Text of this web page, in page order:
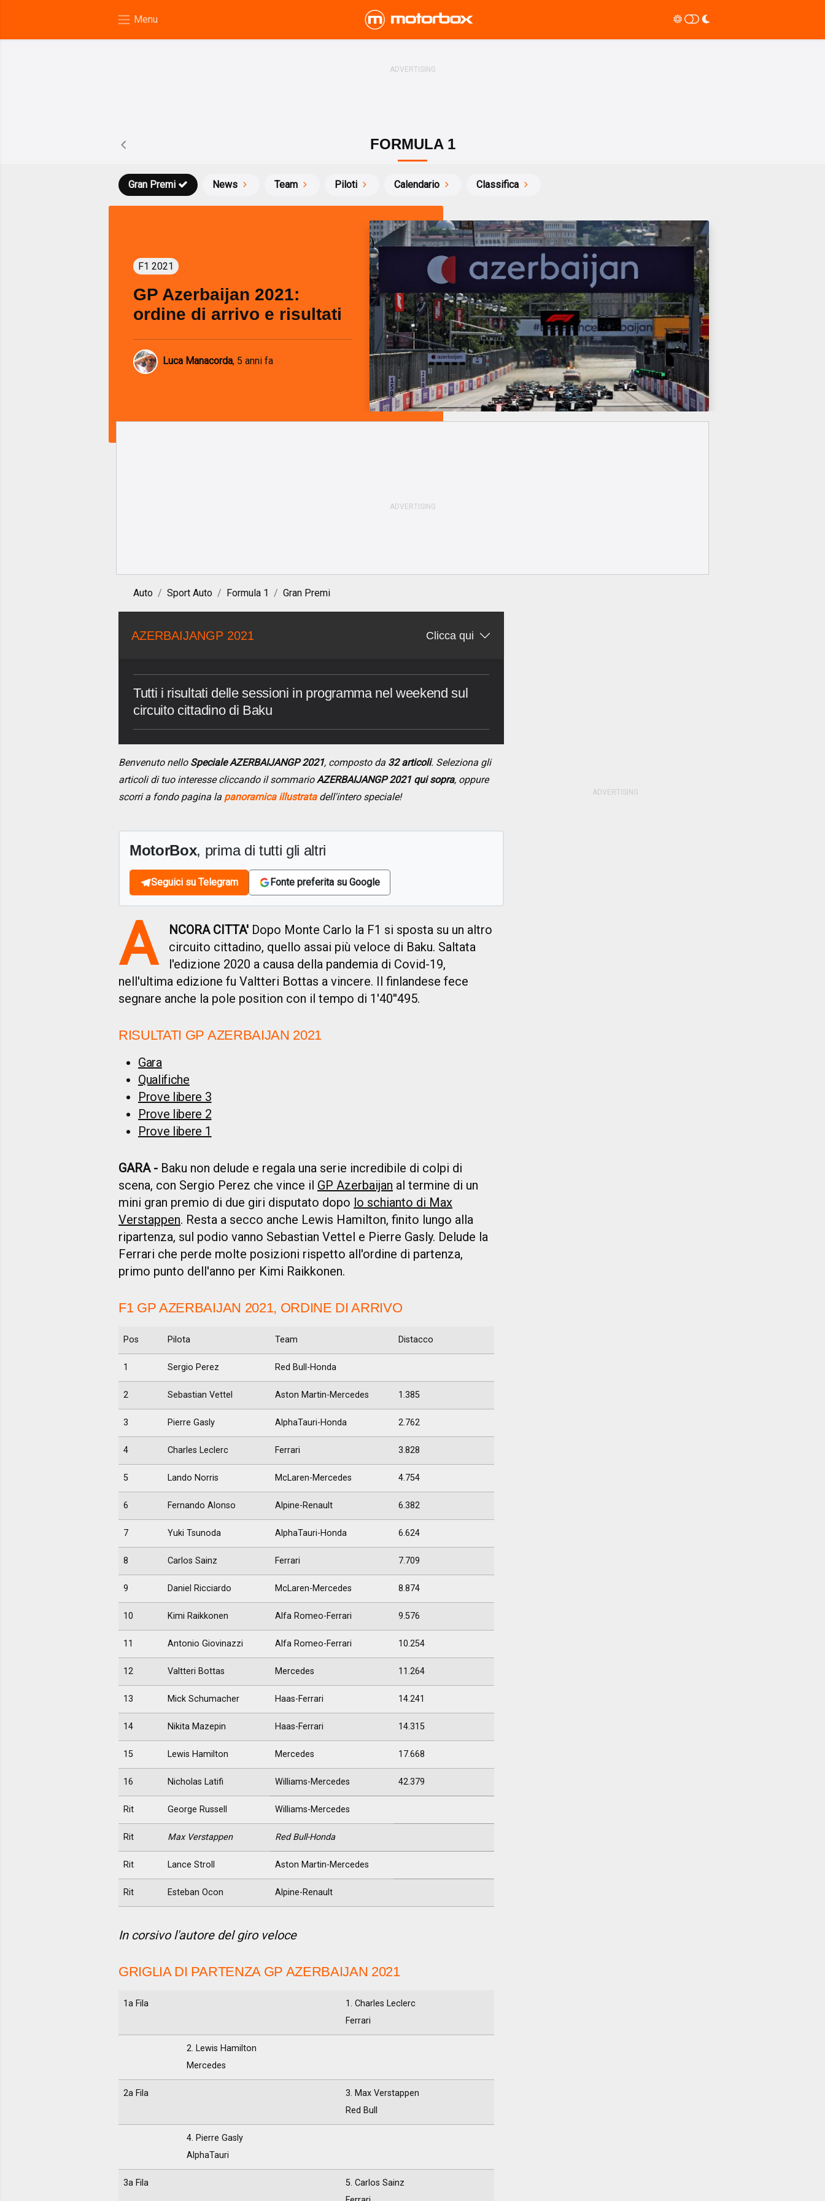
FORMULA 1
News
Gran Premi Team Piloti Calendario Classifica
F1 2021
GP Azerbaijan 2021:
ordine di arrivo e risultati
Luca Manacorda, 5 anni fa
Auto Sport Auto Formula 1 Gran Premi
AZERBAIJANGP 2021 Clicca qui
Tutti i risultati delle sessioni in programma nel weekend sul
circuito cittadino di Baku
Benvenuto nello Speciale AZERBAIJANGP 2021, composto da 32 articoli. Seleziona gli
articoli di tuo interesse cliccando il sommarioAZERBAIJANGP 2021 qui sopra, oppure
scorri a fondo pagina la panoramica illustratadell'intero speciale!
MotorBox, prima di tutti gli altri
Seguici su Telegram Fonte preferita su Google
A NCORA CITTA' Dopo Monte Carlo la F1 si sposta su un altro
circuito cittadino, quello assai più veloce di Baku. Saltata
l'edizione 2020 a causa della pandemia di Covid-19,
nell'ultima edizione fu Valtteri Bottas a vincere. Il finlandese fece
segnare anche la pole position con il tempo di 1'40''495.
RISULTATI GP AZERBAIJAN 2021
Gara
Qualifiche
Prove libere 3
Prove libere 2
Prove libere 1
GARA - Baku non delude e regala una serie incredibile di colpi di
scena, con Sergio Perez che vince il GP Azerbaijan al termine di un
mini gran premio di due giri disputato dopo lo schianto di Max
Verstappen. Resta a secco anche Lewis Hamilton, finito lungo alla
ripartenza, sul podio vanno Sebastian Vettel e Pierre Gasly. Delude la
Ferrari che perde molte posizioni rispetto all'ordine di partenza,
primo punto dell'anno per Kimi Raikkonen.
F1 GP AZERBAIJAN 2021, ORDINE DI ARRIVO
Pos Pilota Team Distacco
1 Sergio Perez Red Bull-Honda
2 Sebastian Vettel Aston Martin-Mercedes 1.385
3 Pierre Gasly AlphaTauri-Honda 2.762
4 Charles Leclerc Ferrari 3.828
5 Lando Norris McLaren-Mercedes 4.754
6 Fernando Alonso Alpine-Renault 6.382
7 Yuki Tsunoda AlphaTauri-Honda 6.624
8 Carlos Sainz Ferrari 7.709
9 Daniel Ricciardo McLaren-Mercedes 8.874
10 Kimi Raikkonen Alfa Romeo-Ferrari 9.576
11 Antonio Giovinazzi Alfa Romeo-Ferrari 10.254
12 Valtteri Bottas Mercedes 11.264
13 Mick Schumacher Haas-Ferrari 14.241
14 Nikita Mazepin Haas-Ferrari 14.315
15 Lewis Hamilton Mercedes 17.668
16 Nicholas Latifi Williams-Mercedes 42.379
Rit George Russell Williams-Mercedes
Rit Max Verstappen Red Bull-Honda
Rit Lance Stroll Aston Martin-Mercedes
Rit Esteban Ocon Alpine-Renault
In corsivo l'autore del giro veloce
GRIGLIA DI PARTENZA GP AZERBAIJAN 2021
1a Fila
1. Charles Leclerc
Ferrari
2. Lewis Hamilton
Mercedes
2a Fila
3. Max Verstappen
Red Bull
4. Pierre Gasly
AlphaTauri
3a Fila
5. Carlos Sainz